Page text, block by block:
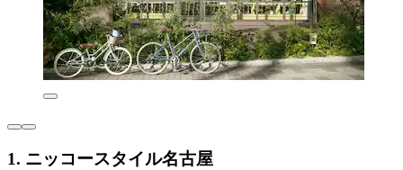
1. ニッコースタイル名古屋